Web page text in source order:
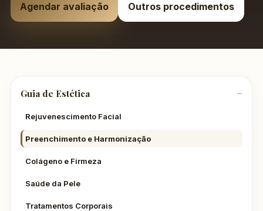
Agendar avaliação Outros procedimentos
Guia de Estética
Rejuvenescimento Facial
Preenchimento e Harmonização
Colágeno e Firmeza
Saúde da Pele
Tratamentos Corporais